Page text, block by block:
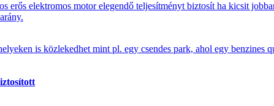
erős elektromos motor elegendő teljesítményt biztosít ha kicsit
is közlekedhet mint pl. egy csendes park, ahol egy benzines